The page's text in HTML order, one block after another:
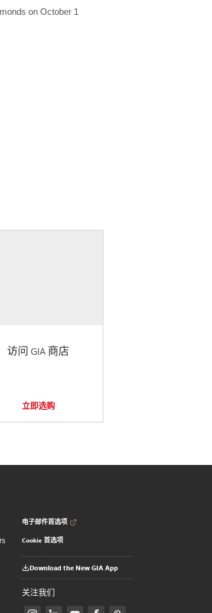
on October 1
访问 GIA 商店
立即选购
电子邮件首选项
Cookie 首选项
Download the New GIA App
关注我们